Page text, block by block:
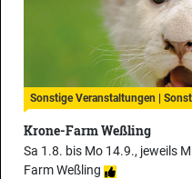
Sonstige Veranstaltungen |
Krone-Farm Weßling
Sa 1.8. bis Mo 14.9., jeweils
Farm Weßling